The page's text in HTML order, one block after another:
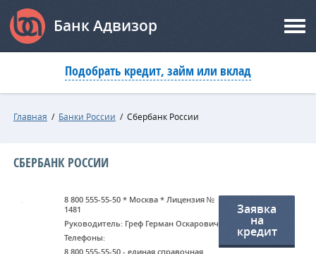
Банк Адвизор
Подобрать кредит, займ или вклад
Главная / Банки России / Сбербанк России
СБЕРБАНК РОССИИ
8 800 555-55-50 * Москва * Лицензия №
1481
Руководитель: Греф Герман Оскарович
Телефоны:
8 800 555-55-50 - единая справочная
Заявка
на
кредит